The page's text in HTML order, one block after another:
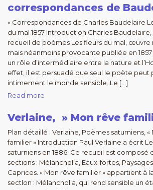
correspondances de
« Correspondances de Charles Baudelaire
du mal 1857 Introduction Charles Baudelaire,
recueil de poèmes Les fleurs du mal, œuvre
mais néanmoins provocante publiée en
un rôle d’intermédiaire entre la nature et
effet, il est persuadé que seul le poète peut
intimement le monde sensible. Le […]
Read more
Verlaine, » Mon rêve
Plan détaillé : Verlaine, Poèmes saturniens, «
familier » Introduction Paul Verlaine a écrit
saturniens en 1886. Ce recueil est composé
sections : Mélancholia, Eaux-fortes,
Caprices. « Mon rêve familier » appartient à
sectlon : Mélancholia, qui rend sensible un